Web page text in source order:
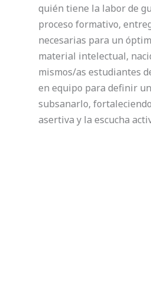
quién tiene la labor de
proceso formativo,
necesarias para un
material intelectual,
mismos/as estudiantes
en equipo para definir
subsanarlo,
asertiva y la escucha